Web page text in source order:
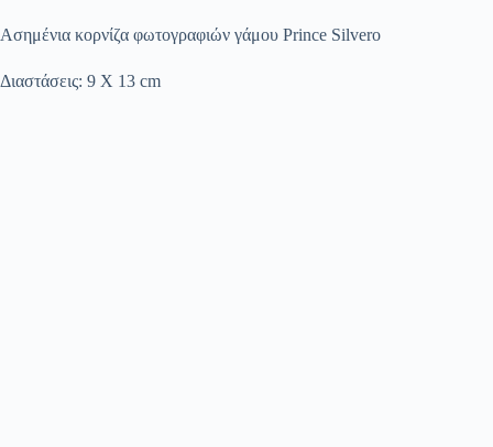
Ασημένια κορνίζα φωτογραφιών γάμου Prince Silvero
Διαστάσεις: 9 Χ 13 cm